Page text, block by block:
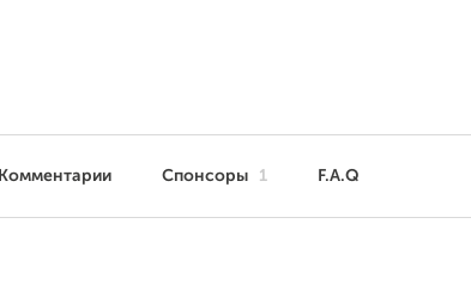
Комментарии Спонсоры 1 F.A.Q